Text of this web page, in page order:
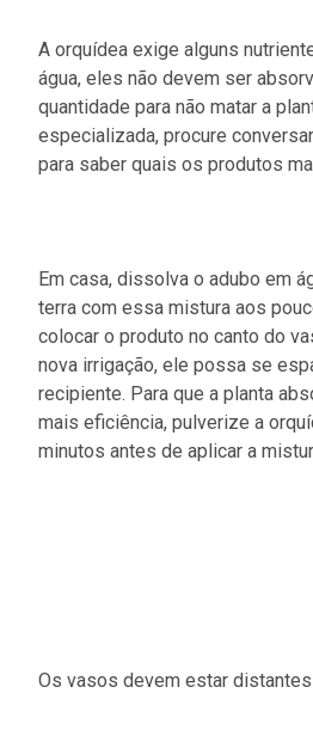
A orquídea exige alguns
água, eles não devem ser
quantidade para não matar a
especializada, procure
para saber quais os produtos
Em casa, dissolva o adubo em
terra com essa mistura aos
colocar o produto no canto do
nova irrigação, ele possa se
recipiente. Para que a planta
mais eficiência, pulverize a
minutos antes de aplicar a
Os vasos devem estar